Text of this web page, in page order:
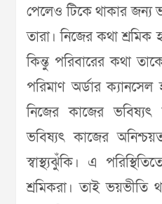
পেলেও টিকে থাকার জন্য
তারা। নিজের কথা
কিন্তু পরিবারের কথা
পরিমাণ অর্ডার
নিজের কাজের
ভবিষ্যৎ কাজের
স্বাস্থ্যঝুঁকি। এ
শ্রমিকরা। তাই ভয়ভীতি